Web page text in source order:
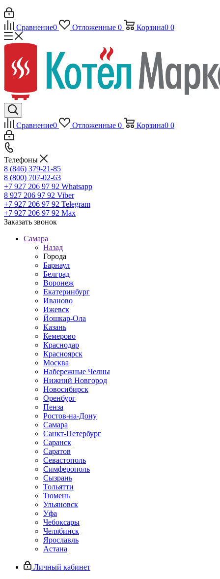
Сравнение0 Отложенные 0 Корзина0 0
Сравнение0 Отложенные 0 Корзина0 0
Телефоны
8 (846) 379-21-85
8 (800) 707-02-63
+7 927 206 97 92 Whatsapp
8 927 206 97 92 Viber
+7 927 206 97 92 Telegram
+7 927 206 97 92 Max
Заказать звонок
Самара
Назад
Города
Барнаул
Белград
Воронеж
Екатеринбург
Иваново
Ижевск
Йошкар-Ола
Казань
Кемерово
Краснодар
Красноярск
Москва
Набережные Челны
Нижний Новгород
Новосибирск
Оренбург
Пенза
Ростов-на-Дону
Самара
Санкт-Петербург
Саранск
Саратов
Севастополь
Симферополь
Сызрань
Тольятти
Тюмень
Ульяновск
Уфа
Чебоксары
Челябинск
Ярославль
Астана
Личный кабинет